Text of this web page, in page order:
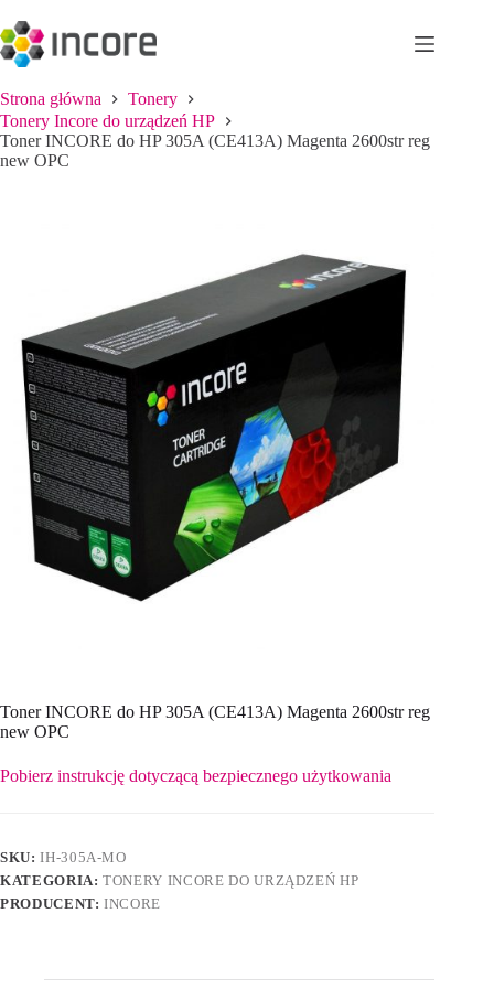
do
treści
Strona główna
Tonery
Tonery Incore do urządzeń HP
Toner INCORE do HP 305A (CE413A) Magenta 2600str reg
new OPC
Toner INCORE do HP 305A (CE413A) Magenta 2600str reg
new OPC
Pobierz instrukcję dotyczącą bezpiecznego użytkowania
SKU:IH-305A-MO
KATEGORIA:TONERY INCORE DO URZĄDZEŃ HP
PRODUCENT:INCORE